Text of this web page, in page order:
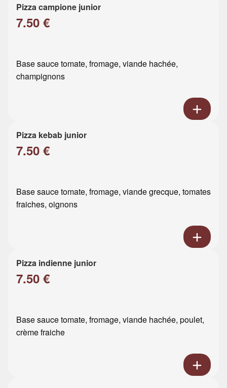
Pizza campione junior
7.50 €
Base sauce tomate, fromage, viande hachée,
champignons
Pizza kebab junior
7.50 €
Base sauce tomate, fromage, viande grecque, tomates
fraiches, oignons
Pizza indienne junior
7.50 €
Base sauce tomate, fromage, viande hachée, poulet,
crème fraiche